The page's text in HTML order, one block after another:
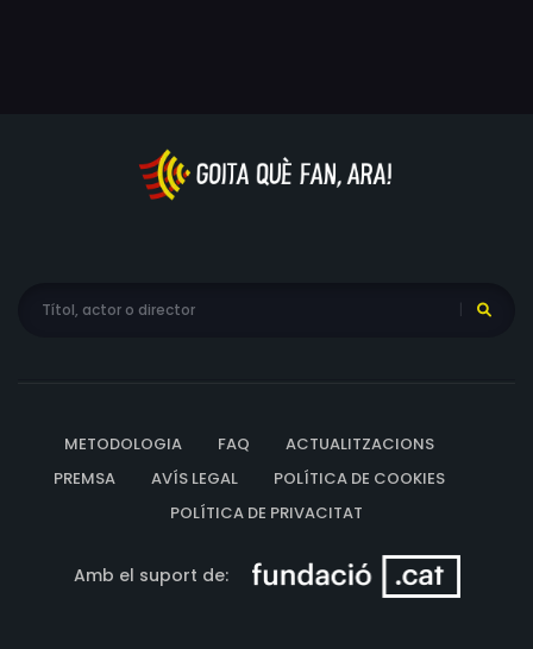
METODOLOGIA FAQ
ACTUALITZACIONS
PREMSA
AVÍS LEGAL
POLÍTICA DE COOKIES
POLÍTICA DE PRIVACITAT
Amb el suport de: